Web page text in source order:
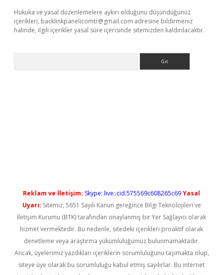
Hukuka ve yasal düzenlemelere aykırı olduğunu düşündüğünüz
içerikleri, backlinkpanelicomtr@gmail.com adresine bildirmeniz
halinde, ilgili içerikler yasal süre içerisinde sitemizden kaldırılacaktır.
Reklam ve İletişim: Skype: live:.cid.575569c608265c69Yasal
Uyarı: Sitemiz, 5651 Sayılı Kanun gereğince Bilgi Teknolojileri ve
İletişim Kurumu (BTK) tarafından onaylanmış bir Yer Sağlayıcı olarak
hizmet vermektedir. Bu nedenle, sitedeki içerikleri proaktif olarak
denetleme veya araştırma yükümlülüğümüz bulunmamaktadır.
Ancak, üyelerimiz yazdıkları içeriklerin sorumluluğunu taşımakta olup,
siteye üye olarak bu sorumluluğu kabul etmiş sayılırlar. Bu internet